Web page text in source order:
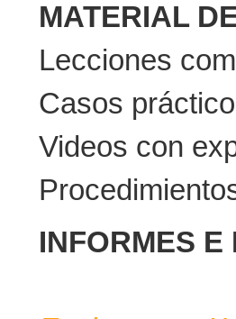
MATERIAL
Lecciones
Casos
Videos con
INFORMES